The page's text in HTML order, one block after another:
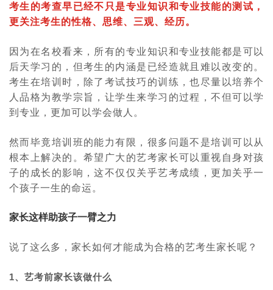
考生的考查早已经不只是专业知识和专业技能的测试，
更关注考生的性格、思维、三观、经历。
因为在名校看来，所有的专业知识和专业技能都是可以
后天学习的，但考生的内涵是已经造就且难以改变的。
考生在培训时，除了考试技巧的训练，也尽量以培养个
人品格为教学宗旨，让学生来学习的过程，不但可以学
到专业，更加可以学会做人。
然而毕竟培训班的能力有限，很多问题不是培训可以从
根本上解决的。希望广大的艺考家长可以重视自身对孩
子的成长的影响，这不仅仅关乎艺考成绩，更加关乎一
个孩子一生的命运。
家长这样助孩子一臂之力
说了这么多，家长如何才能成为合格的艺考生家长呢？
1、艺考前家长该做什么